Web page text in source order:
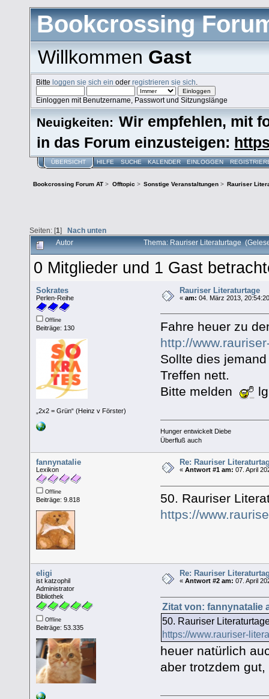
Bookcrossing
WillkommenGast
Bitteloggen sie sich ein oderregistrieren sie sich
Einloggen mit Benutzername, Passwort und Sitzungslänge
Neuigkeiten: Wir empfehlen, mit
in das Forum einzusteigen:
ÜBERSICHT HILFE SUCHE KALENDER EINLOGGEN
Bookcrossing Forum AT > Offtopic > Sonstige Veranstaltungen> Rauriser
Seiten: [1] Nach unten
Autor Thema: Rauriser Literaturtage
0 Mitglieder und 1 Gast
Sokrates
Perlen-Reihe
Offline
Beiträge: 130
„2x2 = Grün“ (Heinz v Förster)
Rauriser Literaturtage
«am: 04. März 2013,
Fahre heuer zu
http://
Sollte dies
Treffen nett.
Bitte melden
Hunger entwickelt Diebe
Überfluß auch
fannynatalie
Lexikon
Offline
Beiträge: 9.818
Re: Rauriser
«Antwort #1 am: 07. April
50. Rauriser
https://
eligi
ist katzophil
Administrator
Bibliothek
Offline
Beiträge: 53.335
Re: Rauriser
«Antwort #2 am: 07. April
Zitat von: fannynatalie
50. Rauriser
https://www.rauriser-
heuer natürlich
aber trotzdem